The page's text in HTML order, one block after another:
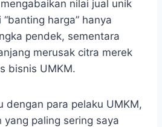
nilai jual unik
harga” hanya
pendek, sementara
merusak citra merek
bisnis UMKM.
dengan para pelaku UMKM,
yang paling sering saya